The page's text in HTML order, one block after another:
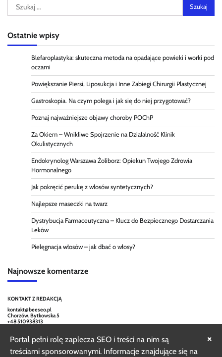
×
Portal pełni rolę zaplecza SEO i treści na nim są
treściami sponsorowanymi. Informacje znajdujące się na
Szukaj:
Ostatnie wpisy
Blefaroplastyka: skuteczna metoda na opadające powieki i worki pod
oczami
Powiększanie Piersi, Liposukcja i Inne Zabiegi Chirurgii Plastycznej
Gastroskopia. Na czym polega i jak się do niej przygotować?
Poznaj najważniejsze objawy choroby POChP
Za Okiem – Wnikliwe Spojrzenie na Działalność Klinik
Okulistycznych
Endokrynolog Warszawa Żoliborz: Opiekun Twojego Zdrowia
Hormonalnego
Jak pokręcić perukę z włosów syntetycznych?
Najlepsze maseczki na twarz
Dystrybucja Farmaceutyczna – Klucz do Bezpiecznego Dostarczania
Leków
Pielęgnacja włosów – jak dbać o włosy?
Najnowsze komentarze
KONTAKT Z REDAKCJĄ
kontakt@beeseo.pl
Chorzów, Bytkowska 5
+48 510938313